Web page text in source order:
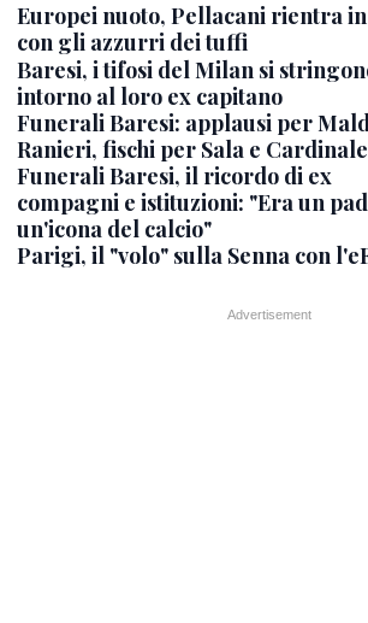
Europei nuoto, Pellacani rientra
con gli azzurri dei tuffi
Baresi, i tifosi del Milan si
intorno al loro ex capitano
Funerali Baresi: applausi per
Ranieri, fischi per Sala e Cardinale
Funerali Baresi, il ricordo di ex
compagni e istituzioni: "Era un
un'icona del calcio"
Parigi, il "volo" sulla Senna con